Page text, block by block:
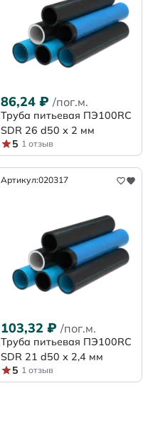
86,24 ₽ /пог.м.
Труба питьевая ПЭ100RC
SDR 26 d50 х 2 мм
5 1 отзыв
Артикул:020317
103,32 ₽ /пог.м.
Труба питьевая ПЭ100RC
SDR 21 d50 х 2,4 мм
5 1 отзыв